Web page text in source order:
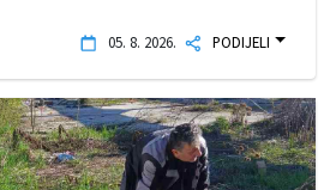
05. 8. 2026. PODIJELI